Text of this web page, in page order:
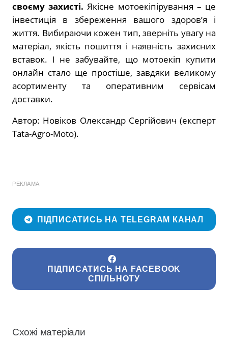
своєму захисті. Якісне мотоекіпірування – це
інвестиція в збереження вашого здоров’я і
життя. Вибираючи кожен тип, зверніть увагу на
матеріал, якість пошиття і наявність захисних
вставок. І не забувайте, що мотоекіп купити
онлайн стало ще простіше, завдяки великому
асортименту та оперативним сервісам
доставки.
Автор: Новіков Олександр Сергійович (експерт
Tata-Agro-Moto).
РЕКЛАМА
ПІДПИСАТИСЬ НА TELEGRAM КАНАЛ
ПІДПИСАТИСЬ НА FACEBOOK
СПІЛЬНОТУ
Схожі матеріали